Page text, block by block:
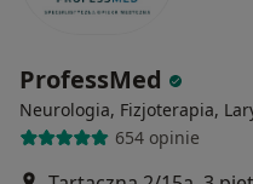
ProfessMed
Neurologia, Fizjoterapia,
654 opinie